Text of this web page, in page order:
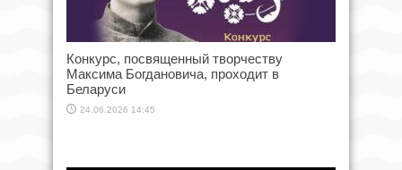
Конкурс, посвященный творчеству
Максима Богдановича, проходит в
Беларуси
24.06.2026 14:45